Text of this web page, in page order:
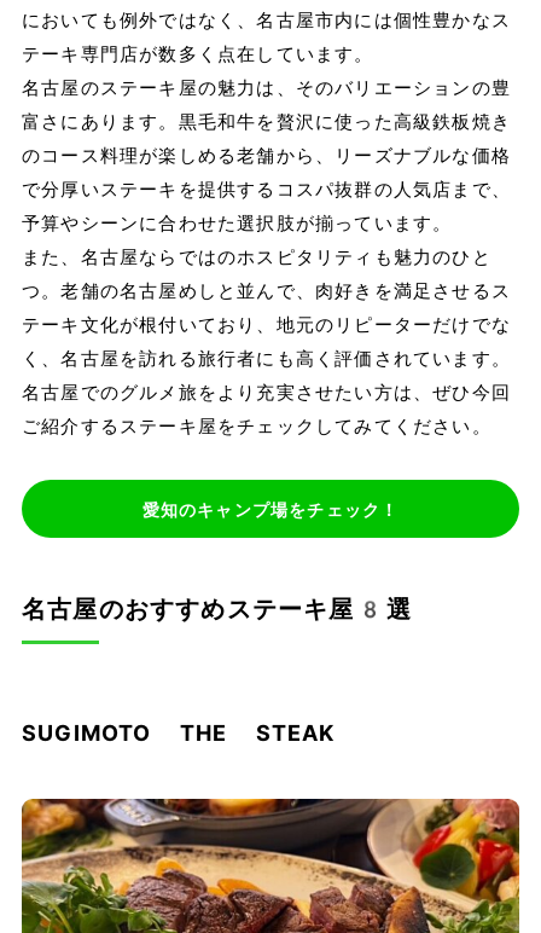
においても例外ではなく、名古屋市内には個性豊かなス
テーキ専門店が数多く点在しています。
名古屋のステーキ屋の魅力は、そのバリエーションの豊
富さにあります。黒毛和牛を贅沢に使った高級鉄板焼き
のコース料理が楽しめる老舗から、リーズナブルな価格
で分厚いステーキを提供するコスパ抜群の人気店まで、
予算やシーンに合わせた選択肢が揃っています。
また、名古屋ならではのホスピタリティも魅力のひと
つ。老舗の名古屋めしと並んで、肉好きを満足させるス
テーキ文化が根付いており、地元のリピーターだけでな
く、名古屋を訪れる旅行者にも高く評価されています。
名古屋でのグルメ旅をより充実させたい方は、ぜひ今回
ご紹介するステーキ屋をチェックしてみてください。
愛知のキャンプ場をチェック！
名古屋のおすすめステーキ屋8選
SUGIMOTO THE STEAK